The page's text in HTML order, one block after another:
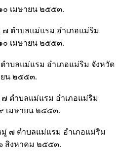
๐ เมษายน ๒๕๕๓.
ตำบลแม่แรม อำเภอแม่ริม
๐ เมษายน ๒๕๕๓.
ำบลแม่แรม อำเภอแม่ริม จังหวัด
ยน ๒๕๕๓.
ตำบลแม่แรม อำเภอแม่ริม
เมษายน ๒๕๕๓.
๗ ตำบลแม่แรม อำเภอแม่ริม
สิงหาคม ๒๕๕๓.